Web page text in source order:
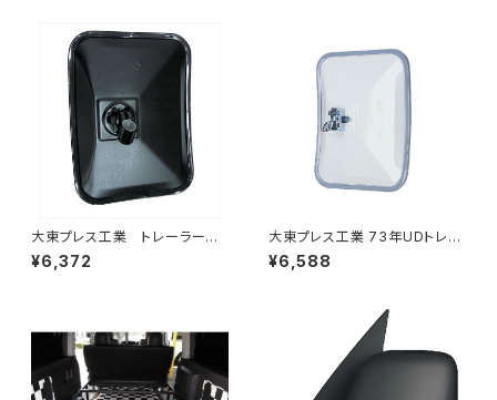
大東プレス工業 トレーラーミ
ラー 黒 UD L013 NS
角型 左 DI-58B
¥6,372
大東プレス工業 73年UDトレー
ラーミラーL013 （P付） DI-52
¥6,588